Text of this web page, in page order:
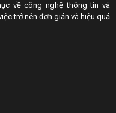
về công nghệ thông tin và
trở nên đơn giản và hiệu quả